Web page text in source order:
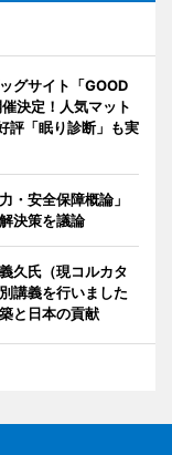
グサイト「GOOD
決定！人気マット
評「眠り診断」も実
・安全保障概論」
決策を議論
久氏（現コルカタ
講義を行いました
と日本の貢献